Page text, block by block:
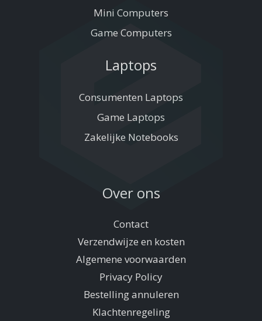
Mini Computers
Game Computers
Laptops
Consumenten Laptops
Game Laptops
Zakelijke Notebooks
Over ons
Contact
Verzendwijze en kosten
Algemene voorwaarden
Privacy Policy
Bestelling annuleren
Klachtenregeling